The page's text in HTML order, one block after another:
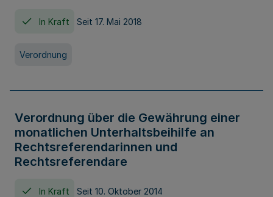
In Kraft Seit 17. Mai 2018
Verordnung
Verordnung über die Gewährung einer
monatlichen Unterhaltsbeihilfe an
Rechtsreferendarinnen und
Rechtsreferendare
In Kraft Seit 10. Oktober 2014